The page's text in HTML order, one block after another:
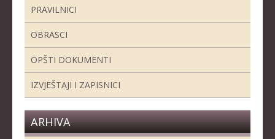
BILTENI TAKMIČENJA
PRAVILNICI
OBRASCI
PRAVILNICI
OBRASCI
OPŠTI DOKUMENTI
IZVJEŠTAJI I ZAPISNICI
ARHIVA